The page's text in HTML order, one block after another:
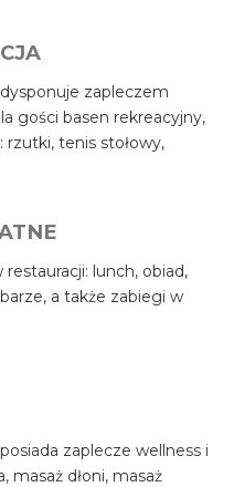
zapleczem
gości basen rekreacyjny,
rzutki, tenis stołowy,
restauracji: lunch, obiad,
a także zabiegi w
zaplecze wellness i
masaż dłoni, masaż